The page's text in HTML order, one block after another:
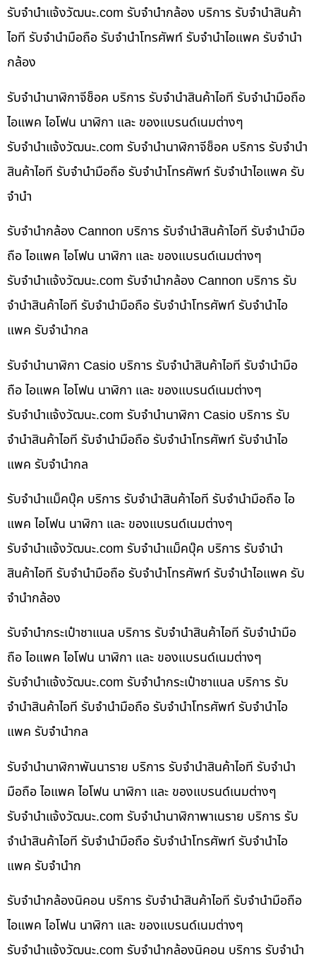
รับจํานําแจ้งวัฒนะ.com รับจำนำกล้อง บริการ รับจำนำสินค้า
ไอที รับจำนำมือถือ รับจำนำโทรศัพท์ รับจำนำไอแพค รับจำนำ
กล้อง
รับจำนำนาฬิกาจีช็อค บริการ รับจำนำสินค้าไอที รับจำนำมือถือ
ไอแพค ไอโฟน นาฬิกา และ ของแบรนด์เนมต่างๆ
รับจํานําแจ้งวัฒนะ.com รับจำนำนาฬิกาจีช็อค บริการ รับจำนำ
สินค้าไอที รับจำนำมือถือ รับจำนำโทรศัพท์ รับจำนำไอแพค รับ
จำนำ
รับจำนำกล้อง Cannon บริการ รับจำนำสินค้าไอที รับจำนำมือ
ถือ ไอแพค ไอโฟน นาฬิกา และ ของแบรนด์เนมต่างๆ
รับจํานําแจ้งวัฒนะ.com รับจำนำกล้อง Cannon บริการ รับ
จำนำสินค้าไอที รับจำนำมือถือ รับจำนำโทรศัพท์ รับจำนำไอ
แพค รับจำนำกล
รับจำนำนาฬิกา Casio บริการ รับจำนำสินค้าไอที รับจำนำมือ
ถือ ไอแพค ไอโฟน นาฬิกา และ ของแบรนด์เนมต่างๆ
รับจํานําแจ้งวัฒนะ.com รับจำนำนาฬิกา Casio บริการ รับ
จำนำสินค้าไอที รับจำนำมือถือ รับจำนำโทรศัพท์ รับจำนำไอ
แพค รับจำนำกล
รับจำนำแม็คบุ๊ค บริการ รับจำนำสินค้าไอที รับจำนำมือถือ ไอ
แพค ไอโฟน นาฬิกา และ ของแบรนด์เนมต่างๆ
รับจํานําแจ้งวัฒนะ.com รับจำนำแม็คบุ๊ค บริการ รับจำนำ
สินค้าไอที รับจำนำมือถือ รับจำนำโทรศัพท์ รับจำนำไอแพค รับ
จำนำกล้อง
รับจำนำกระเป๋าชาแนล บริการ รับจำนำสินค้าไอที รับจำนำมือ
ถือ ไอแพค ไอโฟน นาฬิกา และ ของแบรนด์เนมต่างๆ
รับจํานําแจ้งวัฒนะ.com รับจำนำกระเป๋าชาแนล บริการ รับ
จำนำสินค้าไอที รับจำนำมือถือ รับจำนำโทรศัพท์ รับจำนำไอ
แพค รับจำนำกล
รับจำนำนาฬิกาพันนาราย บริการ รับจำนำสินค้าไอที รับจำนำ
มือถือ ไอแพค ไอโฟน นาฬิกา และ ของแบรนด์เนมต่างๆ
รับจํานําแจ้งวัฒนะ.com รับจำนำนาฬิกาพาเนราย บริการ รับ
จำนำสินค้าไอที รับจำนำมือถือ รับจำนำโทรศัพท์ รับจำนำไอ
แพค รับจำนำก
รับจำนำกล้องนิคอน บริการ รับจำนำสินค้าไอที รับจำนำมือถือ
ไอแพค ไอโฟน นาฬิกา และ ของแบรนด์เนมต่างๆ
รับจํานําแจ้งวัฒนะ.com รับจำนำกล้องนิคอน บริการ รับจำนำ